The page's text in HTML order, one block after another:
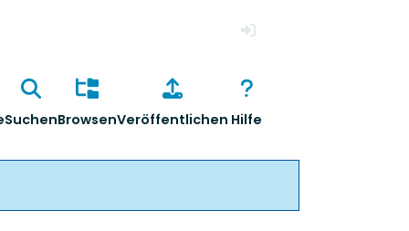
SuchenBrowsenVeröffentlichen Hilfe